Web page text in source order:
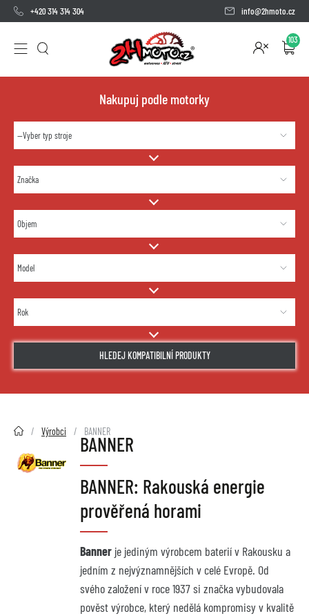
+420 314 314 304 info@2hmoto.cz
103
Nakupuj podle motorky
HLEDEJ KOMPATIBILNÍ PRODUKTY
2HMOTO.cz Výrobci BANNER
BANNER
BANNER: Rakouská energie
prověřená horami
Banner je jediným výrobcem baterií v Rakousku a
jedním z nejvýznamnějších v celé Evropě. Od
svého založení v roce 1937 si značka vybudovala
pověst výrobce, který nedělá kompromisy v kvalitě